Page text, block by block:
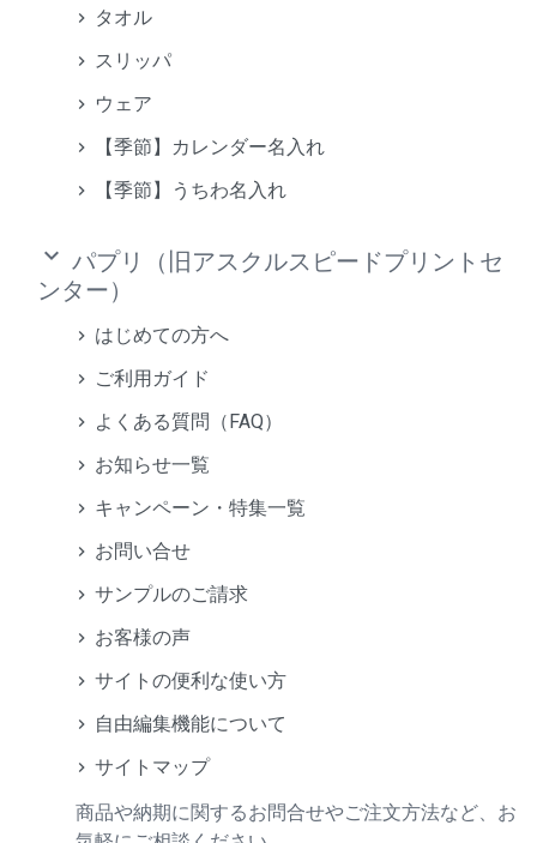
タオル
スリッパ
ウェア
【季節】カレンダー名入れ
【季節】うちわ名入れ
keyboard_arrow_down パプリ（旧アスクルスピードプリントセ
ンター）
はじめての方へ
ご利用ガイド
よくある質問（FAQ）
お知らせ一覧
キャンペーン・特集一覧
お問い合せ
サンプルのご請求
お客様の声
サイトの便利な使い方
自由編集機能について
サイトマップ
商品や納期に関するお問合せやご注文方法など、お